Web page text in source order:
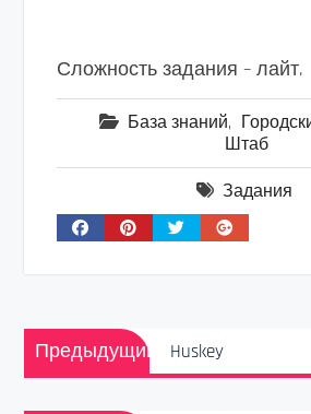
Сложность задания – лайт.
База знаний,
Штаб
Задания
Навигация
по
записям
Предыдущий
запись:
Huskey